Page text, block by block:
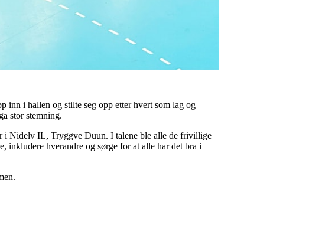
inn i hallen og stilte seg opp etter hvert som lag og
stor stemning.
i Nidelv IL, Tryggve Duun. I talene ble alle de frivillige
inkludere hverandre og sørge for at alle har det bra i